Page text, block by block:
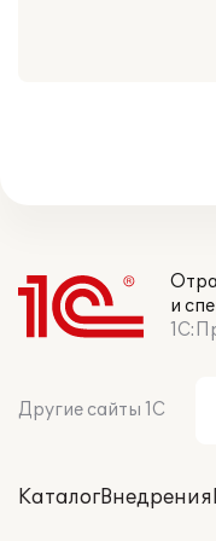
и
Другие сайты 1С
КаталогВнедрения